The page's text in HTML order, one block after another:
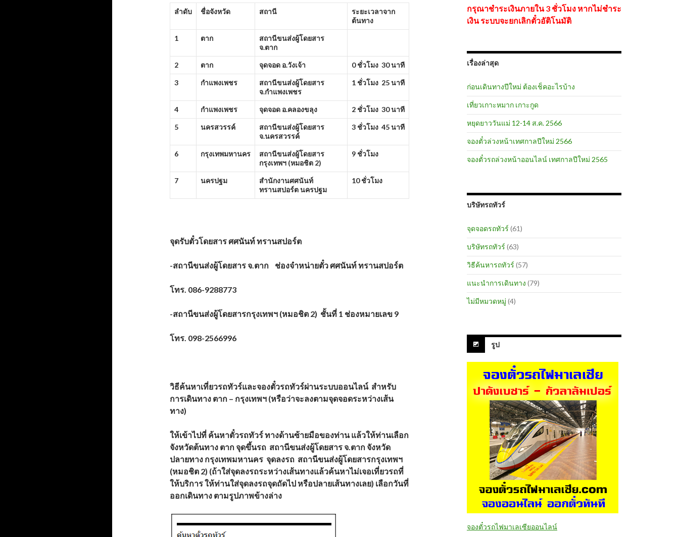
ลำดับ ชื่อจังหวัด สถานี
ระยะเวลาจาก
ต้นทาง
1 ตาก
สถานีขนส่งผู้โดยสาร
จ.ตาก
2 ตาก จุดจอด อ.วังเจ้า 0 ชั่วโมง 30 นาที
3 กำแพงเพชร
สถานีขนส่งผู้โดยสาร
จ.กำแพงเพชร
1 ชั่วโมง 25 นาที
4 กำแพงเพชร จุดจอด อ.คลองขลุง 2 ชั่วโมง 30 นาที
5 นครสวรรค์
สถานีขนส่งผู้โดยสาร
จ.นครสวรรค์
3 ชั่วโมง 45 นาที
6 กรุงเทพมหานคร
สถานีขนส่งผู้โดยสาร
กรุงเทพฯ (หมอชิต 2)
9 ชั่วโมง
7 นครปฐม
สำนักงานศศนันท์
ทรานสปอร์ต นครปฐม
10 ชั่วโมง
จุดรับตั๋วโดยสารศศนันท์ ทรานสปอร์ต
-สถานีขนส่งผู้โดยสาร จ.ตาก ช่องจำหน่ายตั๋ว ศศนันท์ ทรานสปอร์ต
โทร. 086-9288773
-สถานีขนส่งผู้โดยสารกรุงเทพฯ (หมอชิต 2) ชั้นที่ 1 ช่องหมายเลข 9
โทร. 098-2566996
วิธีค้นหาเที่ยวรถทัวร์และจองตั๋วรถทัวร์ผ่านระบบออนไลน์สำหรับ
การเดินทาง ตาก – กรุงเทพฯ (หรือว่าจะลงตามจุดจอดระหว่างเส้น
ทาง)
ให้เข้าไปที่ ค้นหาตั๋วรถทัวร์ ทางด้านซ้ายมือของท่าน แล้วให้ท่านเลือก
จังหวัดต้นทาง ตาก จุดขึ้นรถ สถานีขนส่งผู้โดยสาร จ.ตาก จังหวัด
ปลายทาง กรุงเทพมหานคร จุดลงรถ สถานีขนส่งผู้โดยสารกรุงเทพฯ
(หมอชิต 2) (ถ้าใส่จุดลงรถระหว่างเส้นทางแล้วค้นหาไม่เจอเที่ยวรถที่
ให้บริการ ให้ท่านใส่จุดลงรถจุดถัดไป หรือปลายเส้นทางเลย) เลือกวันที่
ออกเดินทาง ตามรูปภาพข้างล่าง
กรุณาชำระเงินภายใน 3 ชั่วโมง หากไม่ชำระ
เงิน ระบบจะยกเลิกตั๋วอัติโนมัติ
เรื่องล่าสุด
ก่อนเดินทางปีใหม่ ต้องเช็คอะไรบ้าง
เที่ยวเกาะหมาก เกาะกูด
หยุดยาววันแม่ 12-14 ส.ค. 2566
จองตั๋วล่วงหน้าเทศกาลปีใหม่ 2566
จองตั๋วรถล่วงหน้าออนไลน์ เทศกาลปีใหม่ 2565
บริษัทรถทัวร์
จุดจอดรถทัวร์ (61)
บริษัทรถทัวร์ (63)
วิธีค้นหารถทัวร์ (57)
แนะนำการเดินทาง (79)
ไม่มีหมวดหมู่ (4)
รูป
จองตั๋วรถไฟมาเลเซียออนไลน์